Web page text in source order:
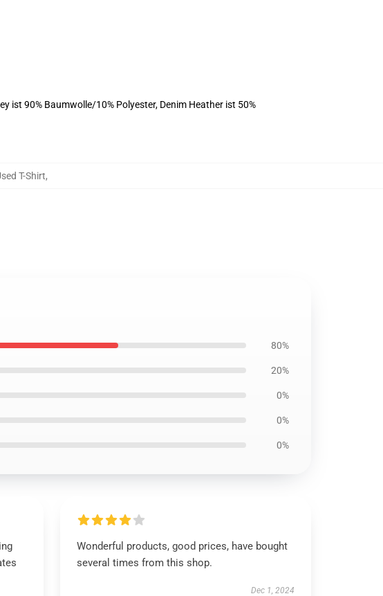
ist 90% Baumwolle/10% Polyester, Denim Heather ist 50%
T-Shirt,
80%
20%
0%
0%
0%
Wonderful products, good prices, have bought
several times from this shop.
Dec 1, 2024